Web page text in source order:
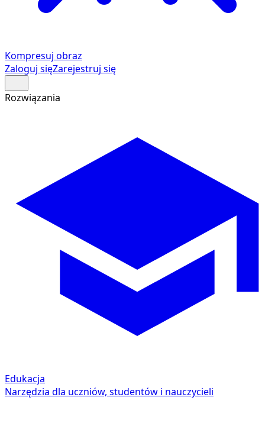
Kompresuj obraz
Zaloguj sięZarejestruj się
Rozwiązania
Edukacja
Narzędzia dla uczniów, studentów i nauczycieli